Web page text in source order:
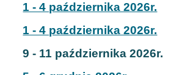
1 - 4 października 2026r.
1 - 4 października 2026r.
9 - 11 października 2026r.